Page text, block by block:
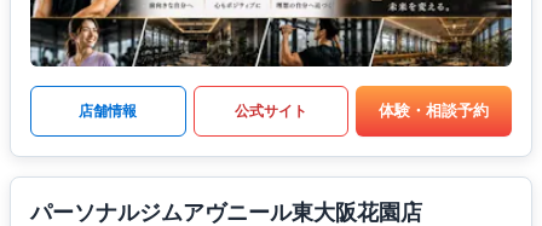
店舗情報 公式サイト 体験・相談予約
パーソナルジムアヴニール東大阪花園店